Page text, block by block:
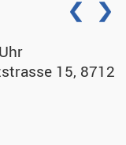
15, 8712